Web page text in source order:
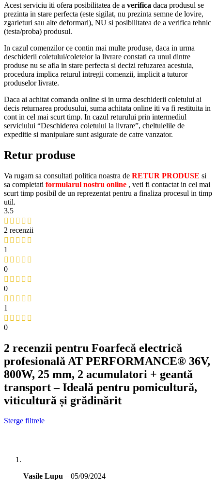
Acest serviciu iti ofera posibilitatea de a verifica daca produsul se
prezinta in stare perfecta (este sigilat, nu prezinta semne de lovire,
zgarieturi sau alte deformari), NU si posibilitatea de a verifica tehnic
(testa/proba) produsul.
In cazul comenzilor ce contin mai multe produse, daca in urma
deschiderii coletului/coletelor la livrare constati ca unul dintre
produse nu se afla in stare perfecta si decizi refuzarea acestuia,
procedura implica returul intregii comenzii, implicit a tuturor
produselor livrate.
Daca ai achitat comanda online si in urma deschiderii coletului ai
decis returnarea produsului, suma achitata online iti va fi restituita in
cont in cel mai scurt timp. In cazul returului prin intermediul
serviciului “Deschiderea coletului la livrare”, cheltuielile de
expeditie si manipulare sunt asigurate de catre vanzator.
Retur produse
Va rugam sa consultati politica noastra de RETUR PRODUSE si
sa completati formularul nostru online , veti fi contactat in cel mai
scurt timp posibil de un reprezentat pentru a finaliza procesul in timp
util.
3.5
2 recenzii
1
0
0
1
0
2 recenzii pentru Foarfecă electrică
profesională AT PERFORMANCE® 36V,
800W, 25 mm, 2 acumulatori + geantă
transport – Ideală pentru pomicultură,
viticultură și grădinărit
Sterge filtrele
Vasile Lupu – 05/09/2024